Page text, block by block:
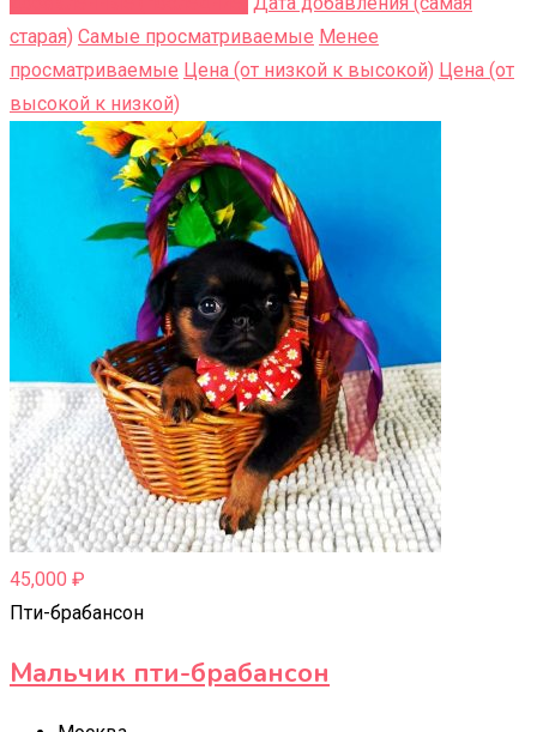
старая) Самые просматриваемые Менее
просматриваемые Цена (от низкой к высокой) Цена (от
высокой к низкой)
45,000 ₽
Пти-брабансон
Мальчик пти-брабансон